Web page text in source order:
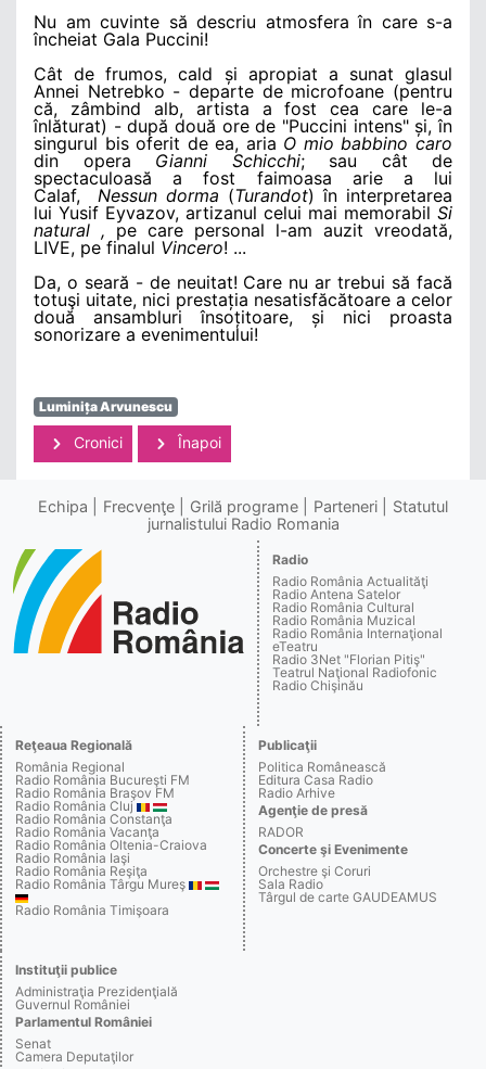
Nu am cuvinte să descriu atmosfera în care s-a
încheiat Gala Puccini!
Cât de frumos, cald și apropiat a sunat glasul
Annei Netrebko - departe de microfoane (pentru
că, zâmbind alb, artista a fost cea care le-a
înlăturat) - după două ore de "Puccini intens" și, în
singurul bis oferit de ea, aria O mio babbino caro
din opera Gianni Schicchi; sau cât de
spectaculoasă a fost faimoasa arie a lui
Calaf, Nessun dorma (Turandot) în interpretarea
lui Yusif Eyvazov, artizanul celui mai memorabil Si
natural , pe care personal l-am auzit vreodată,
LIVE, pe finalul Vincero! ...
Da, o seară - de neuitat! Care nu ar trebui să facă
totuşi uitate, nici prestația nesatisfăcătoare a celor
două ansambluri însoțitoare, și nici proasta
sonorizare a evenimentului!
Luminița Arvunescu
Cronici Înapoi
Echipa Frecvenţe Grilă programe Parteneri
Statutul
jurnalistului Radio Romania
Radio
Radio România Actualităţi
Radio Antena Satelor
Radio România Cultural
Radio România Muzical
Radio România Internaţional
eTeatru
Radio 3Net "Florian Pitiş"
Teatrul Naţional Radiofonic
Radio Chişinău
Reţeaua Regională
România Regional
Radio România Bucureşti FM
Radio România Braşov FM
Radio România Cluj
Radio România Constanţa
Radio România Vacanţa
Radio România Oltenia-Craiova
Radio România Iaşi
Radio România Reşiţa
Radio România Târgu Mureş
Radio România Timişoara
Publicaţii
Politica Românească
Editura Casa Radio
Radio Arhive
Agenţie de presă
RADOR
Concerte şi Evenimente
Orchestre şi Coruri
Sala Radio
Târgul de carte GAUDEAMUS
Instituţii publice
Administraţia Prezidenţială
Guvernul României
Parlamentul României
Senat
Camera Deputaţilor